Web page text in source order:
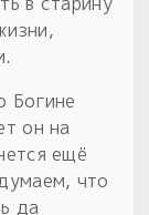
Богине
он на
ещё
что
да